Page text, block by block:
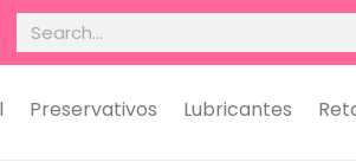
Preservativos Lubricantes